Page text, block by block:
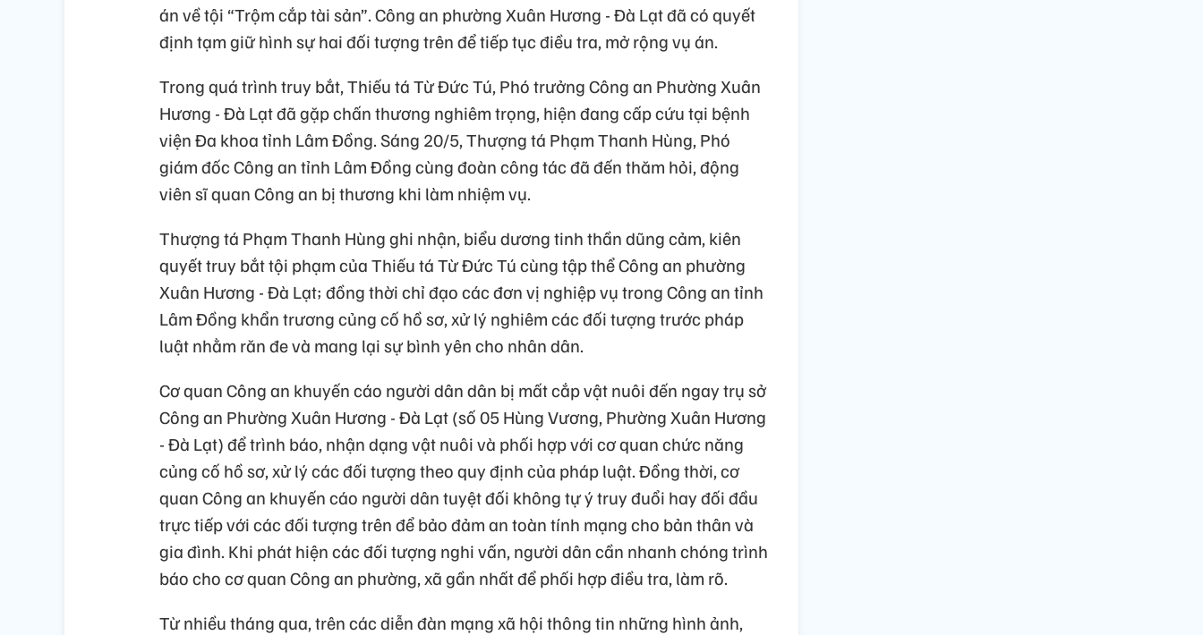
án về tội “Trộm cắp tài sản”. Công an phường Xuân Hương - Đà Lạt đã có quyết
định tạm giữ hình sự hai đối tượng trên để tiếp tục điều tra, mở rộng vụ án.
Trong quá trình truy bắt, Thiếu tá Từ Đức Tú, Phó trưởng Công an Phường Xuân
Hương - Đà Lạt đã gặp chấn thương nghiêm trọng, hiện đang cấp cứu tại bệnh
viện Đa khoa tỉnh Lâm Đồng. Sáng 20/5, Thượng tá Phạm Thanh Hùng, Phó
giám đốc Công an tỉnh Lâm Đồng cùng đoàn công tác đã đến thăm hỏi, động
viên sĩ quan Công an bị thương khi làm nhiệm vụ.
Thượng tá Phạm Thanh Hùng ghi nhận, biểu dương tinh thần dũng cảm, kiên
quyết truy bắt tội phạm của Thiếu tá Từ Đức Tú cùng tập thể Công an phường
Xuân Hương - Đà Lạt; đồng thời chỉ đạo các đơn vị nghiệp vụ trong Công an tỉnh
Lâm Đồng khẩn trương củng cố hồ sơ, xử lý nghiêm các đối tượng trước pháp
luật nhằm răn đe và mang lại sự bình yên cho nhân dân.
Cơ quan Công an khuyến cáo người dân dân bị mất cắp vật nuôi đến ngay trụ sở
Công an Phường Xuân Hương - Đà Lạt (số 05 Hùng Vương, Phường Xuân Hương
- Đà Lạt) để trình báo, nhận dạng vật nuôi và phối hợp với cơ quan chức năng
củng cố hồ sơ, xử lý các đối tượng theo quy định của pháp luật. Đồng thời, cơ
quan Công an khuyến cáo người dân tuyệt đối không tự ý truy đuổi hay đối đầu
trực tiếp với các đối tượng trên để bảo đảm an toàn tính mạng cho bản thân và
gia đình. Khi phát hiện các đối tượng nghi vấn, người dân cần nhanh chóng trình
báo cho cơ quan Công an phường, xã gần nhất để phối hợp điều tra, làm rõ.
Từ nhiều tháng qua, trên các diễn đàn mạng xã hội thông tin những hình ảnh,